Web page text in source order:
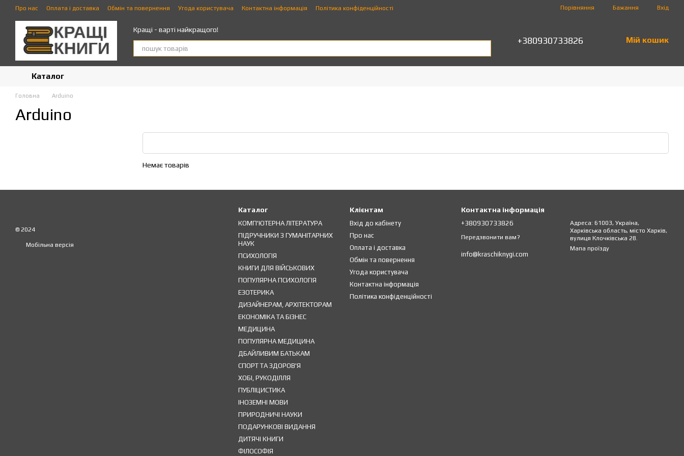
Перейти до основного контенту
Про нас Оплата і доставка Обмін та повернення Угода користувача Контактна інформація Політика конфіденційності Порівняння Бажання Вхід
Кращі - варті найкращого!
+380930733826 Мій кошик
Каталог
Головна Arduino
Arduino
Немає товарів
© 2024
Мобільна версія
Каталог
КОМП'ЮТЕРНА ЛІТЕРАТУРА
ПІДРУЧНИКИ З ГУМАНІТАРНИХ
НАУК
ПСИХОЛОГІЯ
КНИГИ ДЛЯ ВІЙСЬКОВИХ
ПОПУЛЯРНА ПСИХОЛОГІЯ
ЕЗОТЕРИКА
ДИЗАЙНЕРАМ, АРХІТЕКТОРАМ
ЕКОНОМІКА ТА БІЗНЕС
МЕДИЦИНА
ПОПУЛЯРНА МЕДИЦИНА
ДБАЙЛИВИМ БАТЬКАМ
СПОРТ ТА ЗДОРОВ'Я
ХОБІ, РУКОДІЛЛЯ
ПУБЛІЦИСТИКА
ІНОЗЕМНІ МОВИ
ПРИРОДНИЧІ НАУКИ
ПОДАРУНКОВІ ВИДАННЯ
ДИТЯЧІ КНИГИ
ФІЛОСОФІЯ
Клієнтам
Вхід до кабінету
Про нас
Оплата і доставка
Обмін та повернення
Угода користувача
Контактна інформація
Політика конфіденційності
Контактна інформація
+380930733826
Передзвонити вам?
info@kraschiknygi.com
Адреса: 61003, Україна,
Харківська область, місто Харків,
вулиця Клочківська 28.
Мапа проїзду